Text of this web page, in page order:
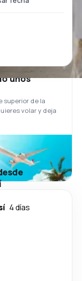
unos
superior de la
volar y deja
4 días